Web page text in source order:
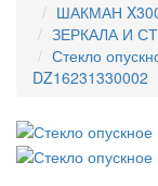
ШАКМАН
ЗЕРКАЛА И
Стекло
DZ16231330002